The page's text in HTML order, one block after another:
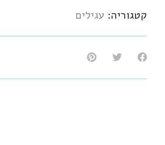
קטגוריה: עגילים